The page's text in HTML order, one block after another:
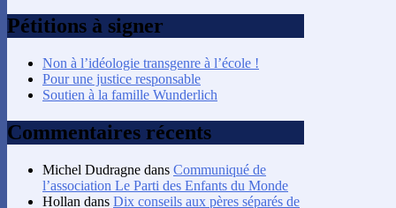
Pétitions à signer
Non à l’idéologie transgenre à l’école !
Pour une justice responsable
Soutien à la famille Wunderlich
Commentaires récents
Michel Dudragne dans Communiqué de
l’association Le Parti des Enfants du Monde
Hollan dans Dix conseils aux pères séparés de